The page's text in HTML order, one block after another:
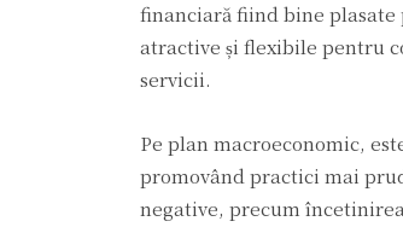
financiară fiind bine plasate
atractive și flexibile pentru
servicii.
Pe plan macroeconomic,
promovând practici mai
negative, precum